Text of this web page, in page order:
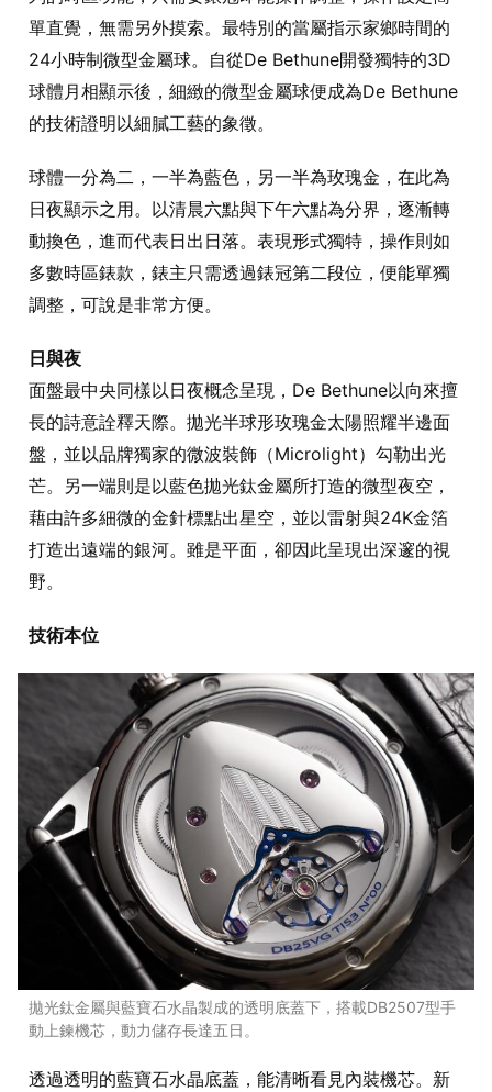
單直覺，無需另外摸索。最特別的當屬指示家鄉時間的
24小時制微型金屬球。自從De Bethune開發獨特的3D
球體月相顯示後，細緻的微型金屬球便成為De Bethune
的技術證明以細膩工藝的象徵。
球體一分為二，一半為藍色，另一半為玫瑰金，在此為
日夜顯示之用。以清晨六點與下午六點為分界，逐漸轉
動換色，進而代表日出日落。表現形式獨特，操作則如
多數時區錶款，錶主只需透過錶冠第二段位，便能單獨
調整，可說是非常方便。
日與夜
面盤最中央同樣以日夜概念呈現，De Bethune以向來擅
長的詩意詮釋天際。拋光半球形玫瑰金太陽照耀半邊面
盤，並以品牌獨家的微波裝飾（Microlight）勾勒出光
芒。另一端則是以藍色拋光鈦金屬所打造的微型夜空，
藉由許多細微的金針標點出星空，並以雷射與24K金箔
打造出遠端的銀河。雖是平面，卻因此呈現出深邃的視
野。
技術本位
拋光鈦金屬與藍寶石水晶製成的透明底蓋下，搭載DB2507型手
動上鍊機芯，動力儲存長達五日。
透過透明的藍寶石水晶底蓋，能清晰看見內裝機芯。新